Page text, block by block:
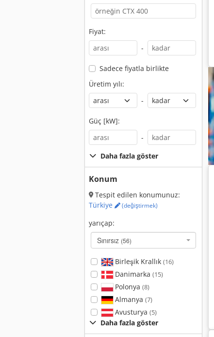
Fiyat:
-
Sadece fiyatla birlikte
Üretim yılı:
-
Güç [kW]:
-
Daha fazla göster
Konum
Tespit edilen konumunuz:
Türkiye
(değiştirmek)
yarıçap:
Sınırsız (56)
Birleşik Krallık (16)
Danimarka (15)
Polonya (8)
Almanya (7)
Avusturya (5)
Daha fazla göster